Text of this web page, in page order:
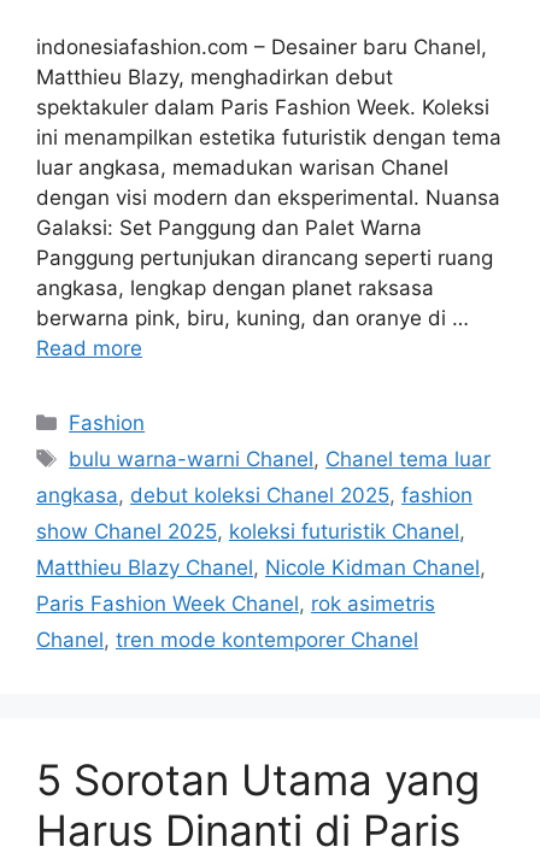
indonesiafashion.com – Desainer baru Chanel,
Matthieu Blazy, menghadirkan debut
spektakuler dalam Paris Fashion Week. Koleksi
ini menampilkan estetika futuristik dengan tema
luar angkasa, memadukan warisan Chanel
dengan visi modern dan eksperimental. Nuansa
Galaksi: Set Panggung dan Palet Warna
Panggung pertunjukan dirancang seperti ruang
angkasa, lengkap dengan planet raksasa
berwarna pink, biru, kuning, dan oranye di …
Read more
Categories
Fashion
Tags
bulu warna-warni Chanel, Chanel tema luar
angkasa, debut koleksi Chanel 2025, fashion
show Chanel 2025, koleksi futuristik Chanel,
Matthieu Blazy Chanel, Nicole Kidman Chanel,
Paris Fashion Week Chanel, rok asimetris
Chanel, tren mode kontemporer Chanel
5 Sorotan Utama yang
Harus Dinanti di Paris